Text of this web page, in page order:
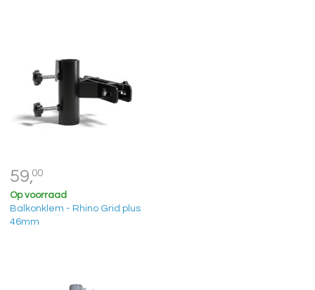
59,00
Op voorraad
Balkonklem - Rhino Grid plus
46mm